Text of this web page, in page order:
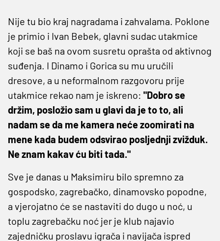
Nije tu bio kraj nagradama i zahvalama. Poklone
je primio i Ivan Bebek, glavni sudac utakmice
koji se baš na ovom susretu oprašta od aktivnog
suđenja. I Dinamo i Gorica su mu uručili
dresove, a u neformalnom razgovoru prije
utakmice rekao nam je iskreno: "Dobro se
držim, posložio sam u glavi da je to to, ali
nadam se da me kamera neće zoomirati na
mene kada budem odsvirao posljednji zvižduk.
Ne znam kakav ću biti tada."
Sve je danas u Maksimiru bilo spremno za
gospodsko, zagrebačko, dinamovsko popodne,
a vjerojatno će se nastaviti do dugo u noć, u
toplu zagrebačku noć jer je klub najavio
zajedničku proslavu igrača i navijača ispred